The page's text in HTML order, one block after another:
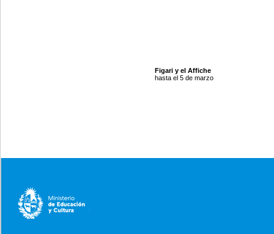
Figari y el Affiche
hasta el 5 de marzo